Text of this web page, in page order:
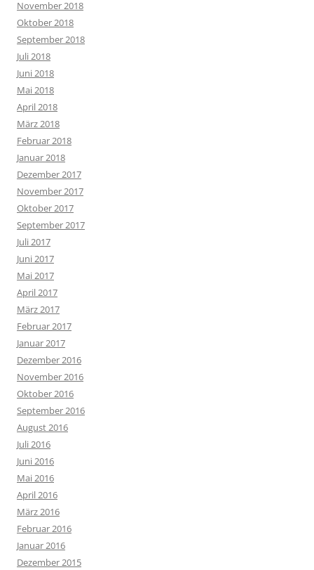
November 2018
Oktober 2018
September 2018
Juli 2018
Juni 2018
Mai 2018
April 2018
März 2018
Februar 2018
Januar 2018
Dezember 2017
November 2017
Oktober 2017
September 2017
Juli 2017
Juni 2017
Mai 2017
April 2017
März 2017
Februar 2017
Januar 2017
Dezember 2016
November 2016
Oktober 2016
September 2016
August 2016
Juli 2016
Juni 2016
Mai 2016
April 2016
März 2016
Februar 2016
Januar 2016
Dezember 2015